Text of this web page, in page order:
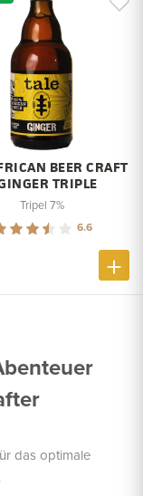
BEER CRAFT
TRIPLE
Tripel 7%
6.6
das optimale